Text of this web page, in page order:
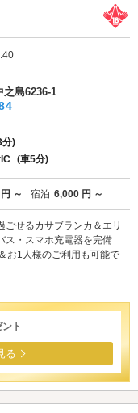
星のうち4
之島6236-1
分)
(車5分)
～ 宿泊 6,000 円 ～
せるカサブランカ＆エリ
ス・スマホ充電器を完備
お1人様のご利用も可能で
ト
る